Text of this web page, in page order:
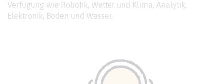
Verfügung wie Robotik, Wetter und Klima, Analytik,
Elektronik, Boden und Wasser.